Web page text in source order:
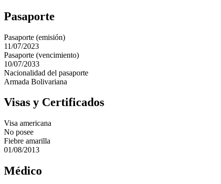
Pasaporte
Pasaporte (emisión)
11/07/2023
Pasaporte (vencimiento)
10/07/2033
Nacionalidad del pasaporte
Armada Bolivariana
Visas y Certificados
Visa americana
No posee
Fiebre amarilla
01/08/2013
Médico